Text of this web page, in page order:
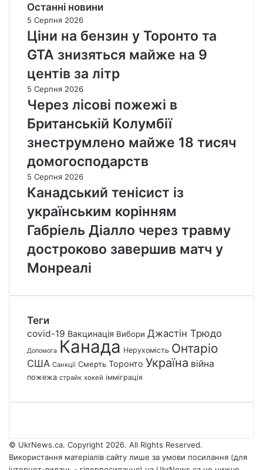
Останні новини
5 Серпня 2026
Ціни на бензин у Торонто та
GTA знизяться майже на 9
центів за літр
5 Серпня 2026
Через лісові пожежі в
Британській Колумбії
знеструмлено майже 18 тисяч
домогосподарств
5 Серпня 2026
Канадський тенісист із
українським корінням
Габріель Діалло через травму
достроково завершив матч у
Монреалі
Теги
covid-19 Вакцинація Вибори Джастін Трюдо
Допомога Канада Нерухомість Онтаріо
США Санкції Смерть Торонто Україна війна
пожежа страйк хокей імміграція
© UkrNews.ca. Copyright 2026. All Rights Reserved.
Використання матеріалів сайту лише за умови посилання (для